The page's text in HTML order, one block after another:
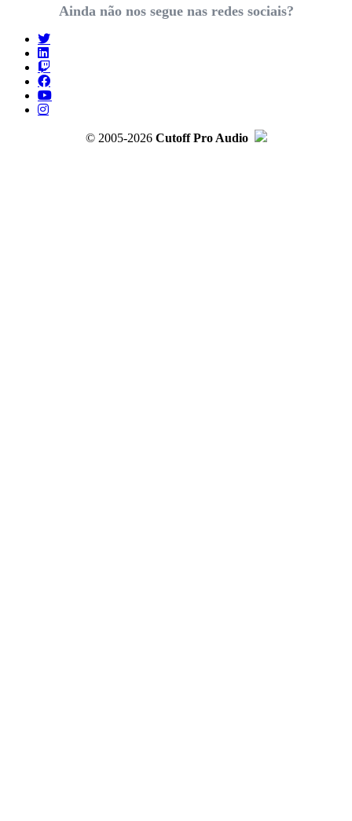
Ainda não nos segue nas redes sociais?
© 2005-2026 Cutoff Pro Audio